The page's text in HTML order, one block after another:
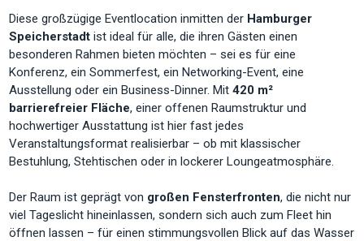
Diese großzügige Eventlocation inmitten der Hamburger
Speicherstadtist ideal für alle, die ihren Gästen einen
besonderen Rahmen bieten möchten – sei es für eine
Konferenz, ein Sommerfest, ein Networking-Event, eine
Ausstellung oder ein Business-Dinner. Mit420 m²
barrierefreier Fläche, einer offenen Raumstruktur und
hochwertiger Ausstattung ist hier fast jedes
Veranstaltungsformat realisierbar – ob mit klassischer
Bestuhlung, Stehtischen oder in lockerer Loungeatmosphäre.
Der Raum ist geprägt von großen Fensterfronten, die nicht nur
viel Tageslicht hineinlassen, sondern sich auch zum Fleet hin
öffnen lassen – für einen stimmungsvollen Blick auf das Wasser